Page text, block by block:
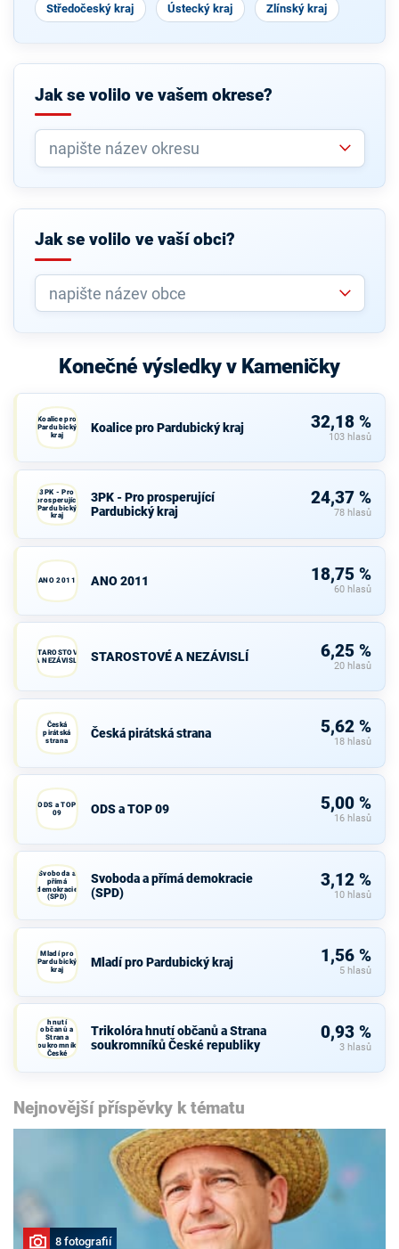
Středočeský kraj Ústecký kraj Zlínský kraj
Jak se volilo ve vašem okrese?
Jak se volilo ve vaší obci?
Konečné výsledky v Kameničky
Koalice pro
Pardubický
kraj
Koalice pro Pardubický kraj 32,18 %
103 hlasů
3PK - Pro
prosperující
Pardubický
kraj
3PK - Pro prosperující
Pardubický kraj
24,37 %
78 hlasů
ANO 2011 ANO 2011 18,75 %
60 hlasů
STAROSTOVÉ
A NEZÁVISLÍ
STAROSTOVÉ A NEZÁVISLÍ 6,25 %
20 hlasů
Česká
pirátská
strana
Česká pirátská strana 5,62 %
18 hlasů
ODS a TOP
09
ODS a TOP 09 5,00 %
16 hlasů
Svoboda a
přímá
demokracie
(SPD)
Svoboda a přímá demokracie
(SPD)
3,12 %
10 hlasů
Mladí pro
Pardubický
kraj
Mladí pro Pardubický kraj 1,56 %
5 hlasů
hnutí
občanů a
Strana
soukromníků
České
republiky
Trikolóra hnutí občanů a Strana
soukromníků České republiky
0,93 %
3 hlasů
Nejnovější příspěvky k tématu
8 fotografií